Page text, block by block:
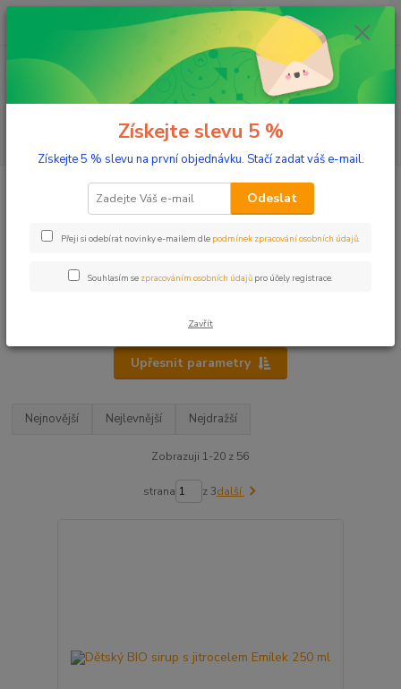
Menu
(Po-Pá, 10-17 hod.)
ks
0 Kč
Síla přírody
Síla přírody
Doplňky stravy
Upřesnit parametry
Nejnovější Nejlevnější Nejdražší
Zobrazuji 1-20 z 56
strana z 3další
Získejte slevu 5 %
Získejte 5 % slevu na první objednávku. Stačí zadat váš e-mail.
Odeslat
Přeji si odebírat novinky e-mailem dle podmínek zpracování osobních údajů.
Souhlasím se zpracováním osobních údajů pro účely registrace.
Zavřít